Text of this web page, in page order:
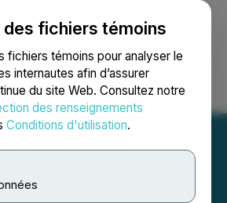
des fichiers témoins
fichiers témoins pour analyser le
internautes afin d’assurer
du site Web. Consultez notre
des renseignements
Conditions d'utilisation.
session Recherche English